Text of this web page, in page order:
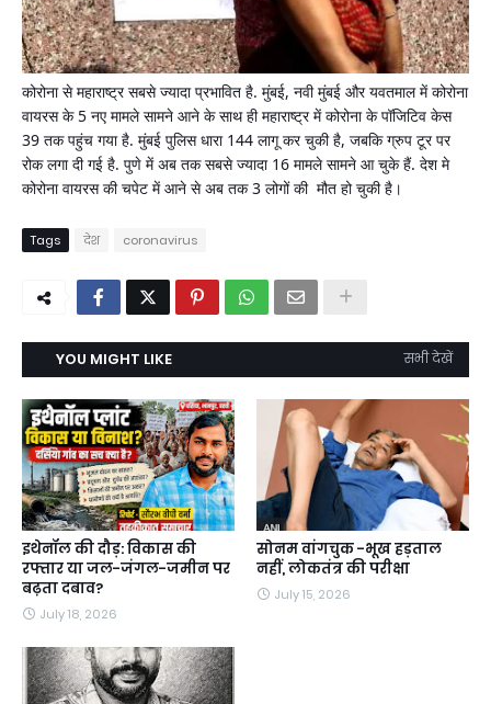
कोरोना से महाराष्ट्र सबसे ज्यादा प्रभावित है. मुंबई, नवी मुंबई और यवतमाल में कोरोना
वायरस के 5 नए मामले सामने आने के साथ ही महाराष्ट्र में कोरोना के पॉजिटिव केस
39 तक पहुंच गया है. मुंबई पुलिस धारा 144 लागू कर चुकी है, जबकि ग्रुप टूर पर
रोक लगा दी गई है. पुणे में अब तक सबसे ज्यादा 16 मामले सामने आ चुके हैं. देश मे
कोरोना वायरस की चपेट में आने से अब तक 3 लोगों की मौत हो चुकी है।
Tags देश coronavirus
YOU MIGHT LIKE सभी देखें
इथेनॉल की दौड़: विकास की
रफ्तार या जल-जंगल-जमीन पर
बढ़ता दबाव?
July 18, 2026
सोनम वांगचुक -भूख हड़ताल
नहीं, लोकतंत्र की परीक्षा
July 15, 2026